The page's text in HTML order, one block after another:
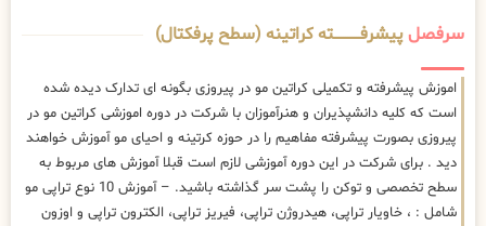
سرفصلپیشرفــــــــــــته کراتینه (سطح پرفکتال)
اموزش پیشرفته و تکمیلی کراتین مو در پیروزی بگونه ای تدارک دیده شده
است که کلیه دانشپذیران و هنرآموزان با شرکت در دوره اموزشی کراتین مو در
پیروزی بصورت پیشرفته مفاهیم را در حوزه کرتینه و احیای مو آموزش خواهند
دید . برای شرکت در این دوره آموزشی لازم است قبلا آموزش های مربوط به
سطح تخصصی و توکن را پشت سر گذاشته باشید. – آموزش 10 نوع تراپی مو
شامل : ، خاویار تراپی، هیدروژن تراپی، فیریز تراپی، الکترون تراپی و اوزون